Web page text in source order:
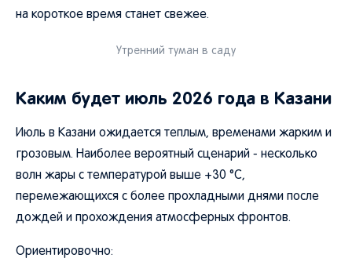
на короткое время станет свежее.
Утренний туман в саду
Каким будет июль 2026 года в Казани
Июль в Казани ожидается теплым, временами жарким и
грозовым. Наиболее вероятный сценарий - несколько
волн жары с температурой выше +30 °C,
перемежающихся с более прохладными днями после
дождей и прохождения атмосферных фронтов.
Ориентировочно: